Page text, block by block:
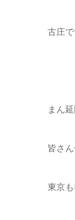
古庄で
まん
皆さ
東京